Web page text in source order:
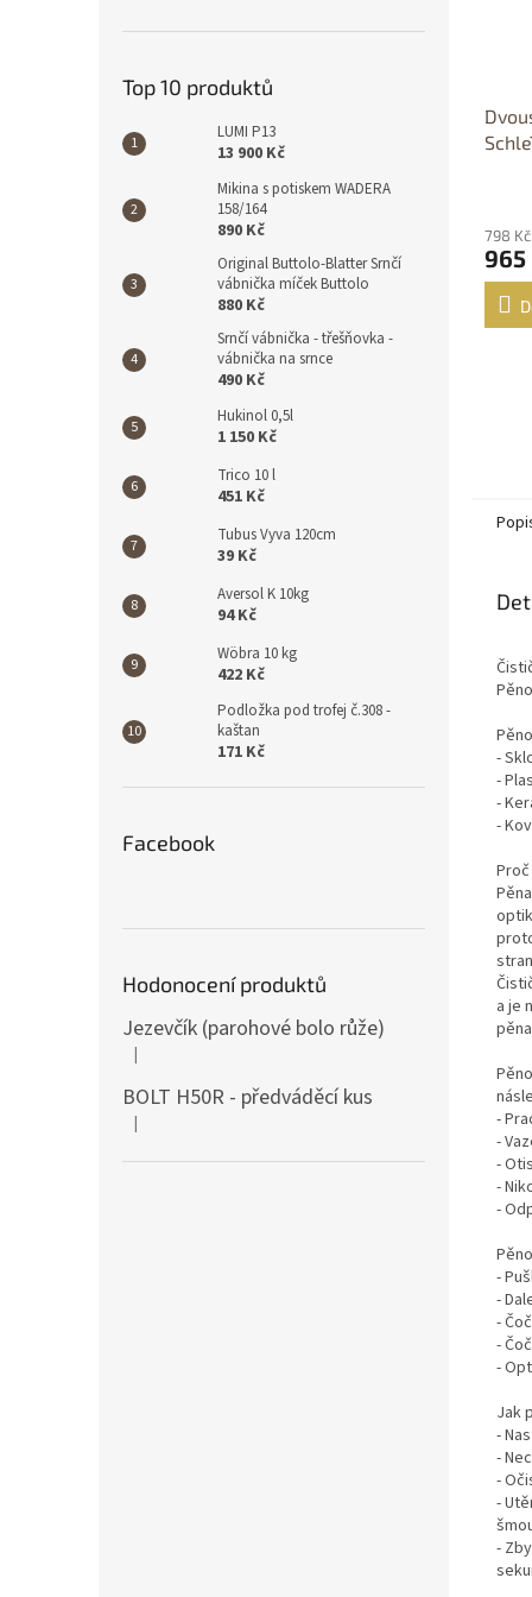
Top 10 produktů
LUMI P13
13 900 Kč
Mikina s potiskem WADERA
158/164
890 Kč
Original Buttolo-Blatter Srnčí
vábnička míček Buttolo
880 Kč
Srnčí vábnička - třešňovka -
vábnička na srnce
490 Kč
Hukinol 0,5l
1 150 Kč
Trico 10 l
451 Kč
Tubus Vyva 120cm
39 Kč
Aversol K 10kg
94 Kč
Wöbra 10 kg
422 Kč
Podložka pod trofej č.308 -
kaštan
171 Kč
Facebook
Hodonocení produktů
Jezevčík (parohové bolo růže)
Hodnocení produktu je 5 z 5 hvězdiček.
|
BOLT H50R - předváděcí kus
Hodnocení produktu je 5 z 5 hvězdiček.
|
798
965
-
-
-
- Kov
a je
-
-
-
-
-
-
-
-
-
-
Jak
-
-
-
-
-